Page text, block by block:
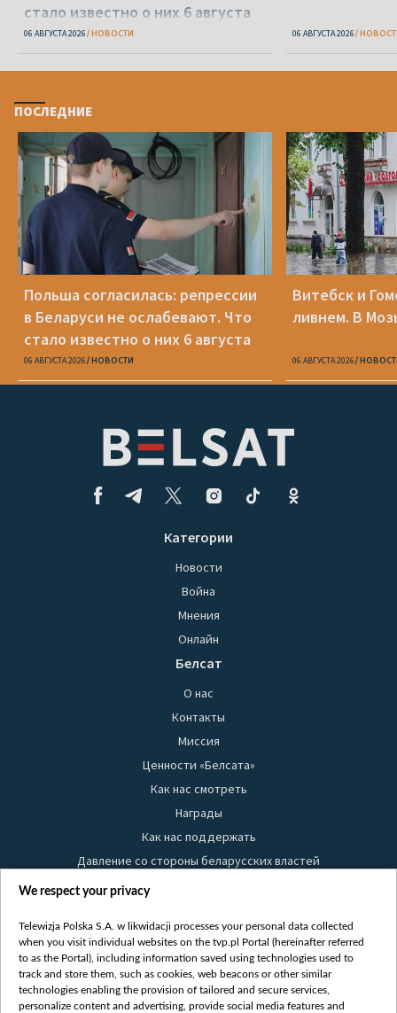
стало известно о них 6 августа
06 АВГУСТА 2026 НОВОСТИ 06 АВГУСТА 2026
ПОСЛЕДНИЕ
Польша согласилась: репрессии
в Беларуси не ослабевают. Что
стало известно о них 6 августа
06 АВГУСТА 2026 НОВОСТИ
Витебск и
ливнем. В
06 АВГУСТА 2026
Категории
Новости
Война
Мнения
Онлайн
Белсат
О нас
Контакты
Миссия
Ценности «Белсата»
Как нас смотреть
Награды
Как нас поддержать
Давление со стороны беларусских властей
Правила использования материалов
Безопасность
Youtube
Белсат news
We respect your privacy
Telewizja Polska S.A. w likwidacji processes your personal data collected
when you visit individual websites on the tvp.pl Portal (hereinafter referred
to as the Portal), including information saved using technologies used to
track and store them, such as cookies, web beacons or other similar
technologies enabling the provision of tailored and secure services,
personalize content and advertising, provide social media features and